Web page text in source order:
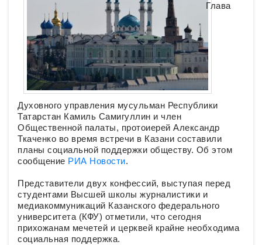
Глава
Духовного управления мусульман Республики
Татарстан Камиль Самигуллин и член
Общественной палаты, протоиерей Александр
Ткаченко во время встречи в Казани составили
планы социальной поддержки обществу. Об этом
сообщение РИА Новости.
Представители двух конфессий, выступая перед
студентами Высшей школы журналистики и
медиакоммуникаций Казанского федерального
университета (КФУ) отметили, что сегодня
прихожанам мечетей и церквей крайне необходима
социальная поддержка.